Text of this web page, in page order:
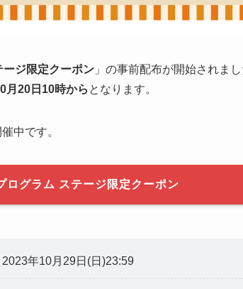
ージ限定クーポン 」の事前配布が開始されま
月20日10時から となります。
催中です。
ログラム ステージ限定クーポン
年10月29日(日)23:59